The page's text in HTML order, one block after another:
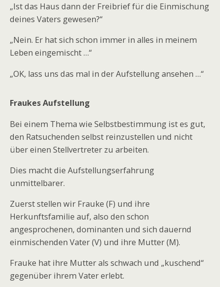
„Ist das Haus dann der Freibrief für die Einmischung
deines Vaters gewesen?“
„Nein. Er hat sich schon immer in alles in meinem
Leben eingemischt …“
„OK, lass uns das mal in der Aufstellung ansehen …“
Fraukes Aufstellung
Bei einem Thema wie Selbstbestimmung ist es gut,
den Ratsuchenden selbst reinzustellen und nicht
über einen Stellvertreter zu arbeiten.
Dies macht die Aufstellungserfahrung
unmittelbarer.
Zuerst stellen wir Frauke (F) und ihre
Herkunftsfamilie auf, also den schon
angesprochenen, dominanten und sich dauernd
einmischenden Vater (V) und ihre Mutter (M).
Frauke hat ihre Mutter als schwach und „kuschend“
gegenüber ihrem Vater erlebt.